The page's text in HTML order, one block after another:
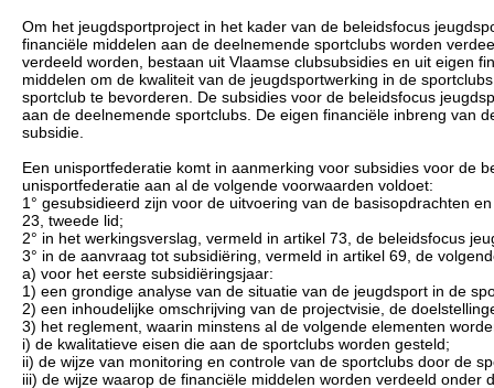
Om het jeugdsportproject in het kader van de beleidsfocus
financiële middelen aan de deelnemende sportclubs worden
verdeeld worden, bestaan uit Vlaamse clubsubsidies en uit eigen
middelen om de kwaliteit van de jeugdsportwerking in de
sportclub te bevorderen. De subsidies voor de beleidsfocus
aan de deelnemende sportclubs. De eigen financiële inbreng van
subsidie.
Een unisportfederatie komt in aanmerking voor subsidies voor de
unisportfederatie aan al de volgende voorwaarden voldoet:
1° gesubsidieerd zijn voor de uitvoering van de basisopdrachten
23, tweede lid;
2° in het werkingsverslag, vermeld in artikel 73, de beleidsfocus
3° in de aanvraag tot subsidiëring, vermeld in artikel 69, de
a) voor het eerste subsidiëringsjaar:
1) een grondige analyse van de situatie van de jeugdsport in de
2) een inhoudelijke omschrijving van de projectvisie, de
3) het reglement, waarin minstens al de volgende elementen
i) de kwalitatieve eisen die aan de sportclubs worden gesteld;
ii) de wijze van monitoring en controle van de sportclubs door de
iii) de wijze waarop de financiële middelen worden verdeeld onder